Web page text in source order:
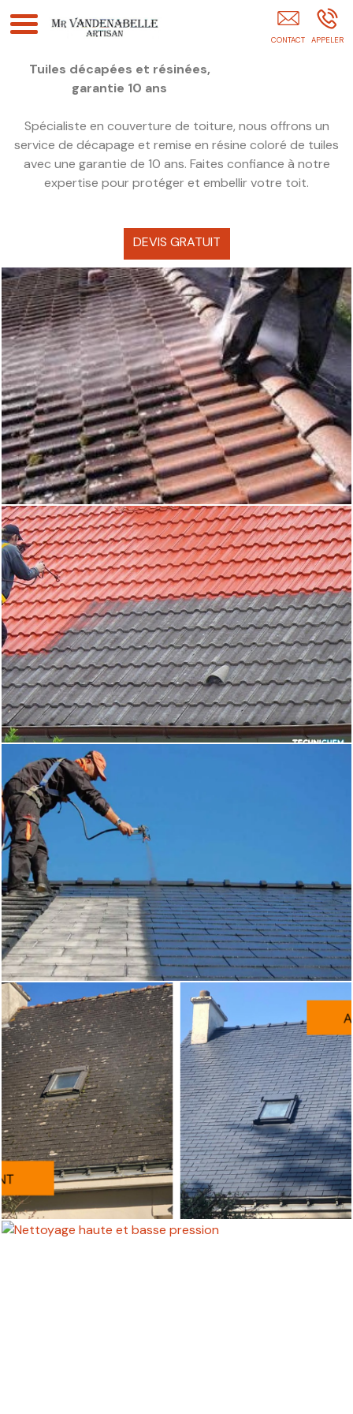
Couverture Peinture Maçonnerie Etanchéité
Façade Rénovation Réparation OSTRICOURT
Tuiles décapées et résinées,
garantie 10 ans
Spécialiste en couverture de toiture, nous offrons un
service de décapage et remise en résine coloré de tuiles
avec une garantie de 10 ans. Faites confiance à notre
expertise pour protéger et embellir votre toit.
DEVIS GRATUIT